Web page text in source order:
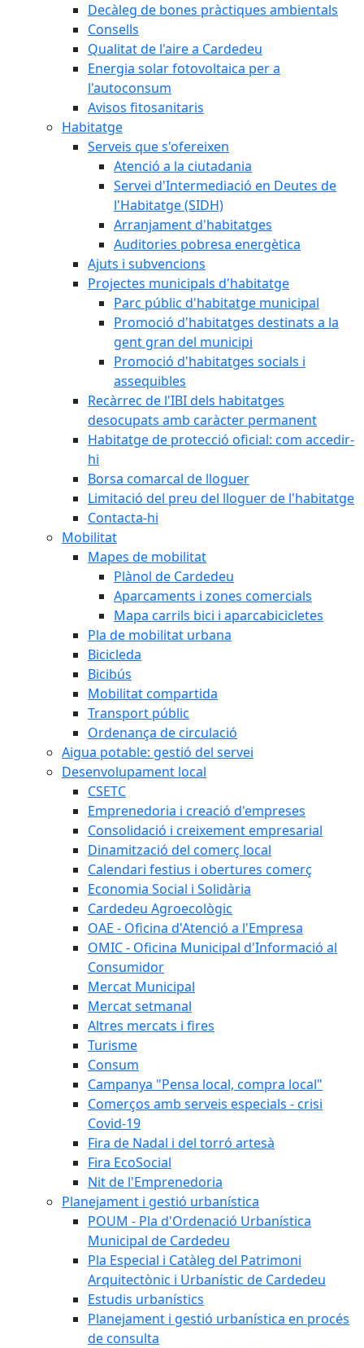
Decàleg de bones pràctiques ambientals
Consells
Qualitat de l'aire a Cardedeu
Energia solar fotovoltaica per a
l'autoconsum
Avisos fitosanitaris
Habitatge
Serveis que s'ofereixen
Atenció a la ciutadania
Servei d'Intermediació en Deutes de
l'Habitatge (SIDH)
Arranjament d'habitatges
Auditories pobresa energètica
Ajuts i subvencions
Projectes municipals d'habitatge
Parc públic d'habitatge municipal
Promoció d'habitatges destinats a la
gent gran del municipi
Promoció d'habitatges socials i
assequibles
Recàrrec de l'IBI dels habitatges
desocupats amb caràcter permanent
Habitatge de protecció oficial: com accedir-
hi
Borsa comarcal de lloguer
Limitació del preu del lloguer de l'habitatge
Contacta-hi
Mobilitat
Mapes de mobilitat
Plànol de Cardedeu
Aparcaments i zones comercials
Mapa carrils bici i aparcabicicletes
Pla de mobilitat urbana
Bicicleda
Bicibús
Mobilitat compartida
Transport públic
Ordenança de circulació
Aigua potable: gestió del servei
Desenvolupament local
CSETC
Emprenedoria i creació d'empreses
Consolidació i creixement empresarial
Dinamització del comerç local
Calendari festius i obertures comerç
Economia Social i Solidària
Cardedeu Agroecològic
OAE - Oficina d'Atenció a l'Empresa
OMIC - Oficina Municipal d'Informació al
Consumidor
Mercat Municipal
Mercat setmanal
Altres mercats i fires
Turisme
Consum
Campanya "Pensa local, compra local"
Comerços amb serveis especials - crisi
Covid-19
Fira de Nadal i del torró artesà
Fira EcoSocial
Nit de l'Emprenedoria
Planejament i gestió urbanística
POUM - Pla d'Ordenació Urbanística
Municipal de Cardedeu
Pla Especial i Catàleg del Patrimoni
Arquitectònic i Urbanístic de Cardedeu
Estudis urbanístics
Planejament i gestió urbanística en procés
de consulta